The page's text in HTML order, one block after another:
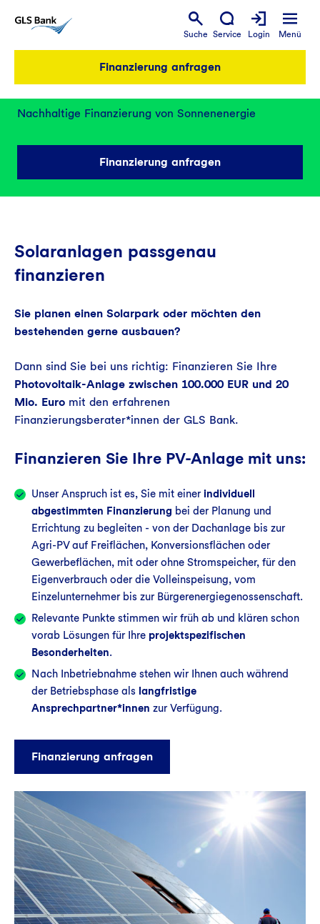
Suche Service Login Menü
Finanzierung anfragen
Photovoltaik finanzieren
Nachhaltige Finanzierung von Sonnenenergie
Finanzierung anfragen
Solaranlagen passgenau
finanzieren
Sie planen einen Solarpark oder möchten den
bestehenden gerne ausbauen?
Dann sind Sie bei uns richtig: Finanzieren Sie Ihre
Photovoltaik-Anlage zwischen 100.000 EUR und 20
Mio. Euro mit den erfahrenen
Finanzierungsberater*innen der GLS Bank.
Finanzieren Sie Ihre PV-Anlage mit uns:
Unser Anspruch ist es, Sie mit einerindividuell
abgestimmten Finanzierung bei der Planung und
Errichtung zu begleiten - von der Dachanlage bis zur
Agri-PV auf Freiflächen, Konversionsflächen oder
Gewerbeflächen, mit oder ohne Stromspeicher, für den
Eigenverbrauch oder die Volleinspeisung, vom
Einzelunternehmer bis zur Bürgerenergiegenossenschaft.
Relevante Punkte stimmen wir früh ab und klären schon
vorab Lösungen für Ihre projektspezifischen
Besonderheiten.
Nach Inbetriebnahme stehen wir Ihnen auch während
der Betriebsphase als langfristige
Ansprechpartner*innen zur Verfügung.
Finanzierung anfragen